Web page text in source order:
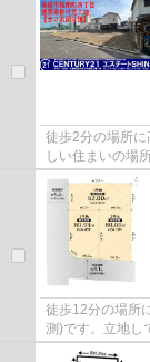
徒歩2分の場所
しい住まいの場
ら、ニーズも高
徒歩12分の場所
測)です。立地し
好な住環境を守